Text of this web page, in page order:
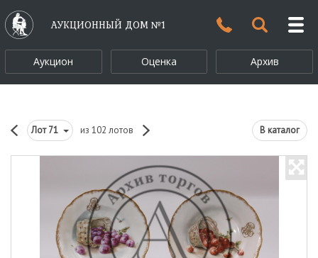
АУКЦИОННЫЙ ДОМ №1
Аукцион Оценка Архив
Лот71 из 102 лотов В каталог